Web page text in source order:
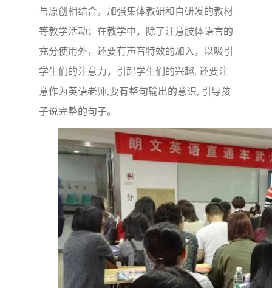
与原创相结合，加强集体教研和自研发的教材
等教学活动；在教学中，除了注意肢体语言的
充分使用外，还要有声音特效的加入，以吸引
学生们的注意力，引起学生们的兴趣, 还要注
意作为英语老师,要有整句输出的意识, 引导孩
子说完整的句子。